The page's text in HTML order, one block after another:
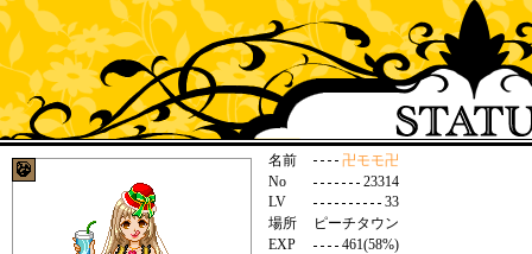
名前
卍モモ卍
No
23314
LV
33
場所
ピーチタウン
EXP
461(58%)